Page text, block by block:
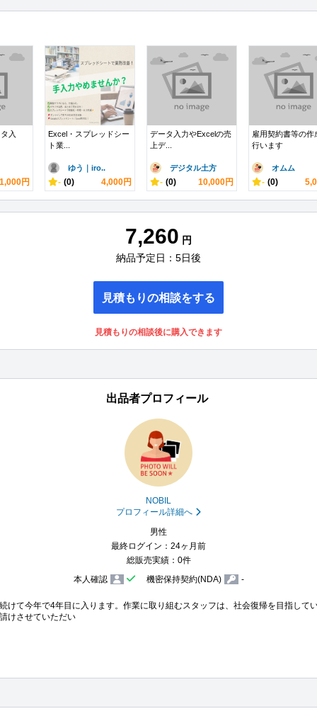
入
1,000円
Excel・スプレッドシー
ト業...
ゆう｜iro..
- (0) 4,000円
データ入力やExcelの売
上デ...
デジタル土方
- (0) 10,000円
雇用契約書等の作
行います
オムム
- (0)
7,260 円
納品予定日：5日後
見積もりの相談をする
見積もりの相談後に購入できます
出品者プロフィール
NOBIL
プロフィール詳細へ
男性
最終ログイン：24ヶ月前
総販売実績：0件
本人確認
機密保持契約(NDA) -
けて今年で4年目に入ります。作業に取り組むスタッフは、社会復帰を目指して
けさせていただい